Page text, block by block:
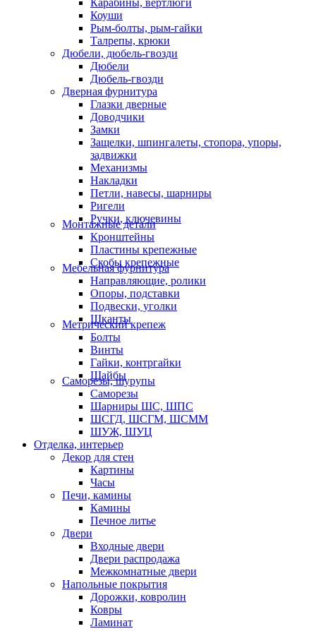
Коуши
Рым-болты, рым-гайки
Талрепы, крюки
Дюбели, дюбель-гвозди
Дюбели
Дюбель-гвозди
Дверная фурнитура
Глазки дверные
Доводчики
Замки
Защелки, шпингалеты, стопора, упоры,
задвижки
Механизмы
Накладки
Петли, навесы, шарниры
Ригели
Ручки, ключевины
Монтажные детали
Кронштейны
Пластины крепежные
Скобы крепежные
Мебельная фурнитура
Направляющие, ролики
Опоры, подставки
Подвески, уголки
Шканты
Метрический крепеж
Болты
Винты
Гайки, контргайки
Шайбы
Саморезы, шурупы
Саморезы
Шарниры ШС, ШПС
ШСГД, ШСГМ, ШСММ
ШУЖ, ШУЦ
Отделка, интерьер
Декор для стен
Картины
Часы
Печи, камины
Камины
Печное литье
Двери
Входные двери
Двери распродажа
Межкомнатные двери
Напольные покрытия
Дорожки, ковролин
Ковры
Ламинат